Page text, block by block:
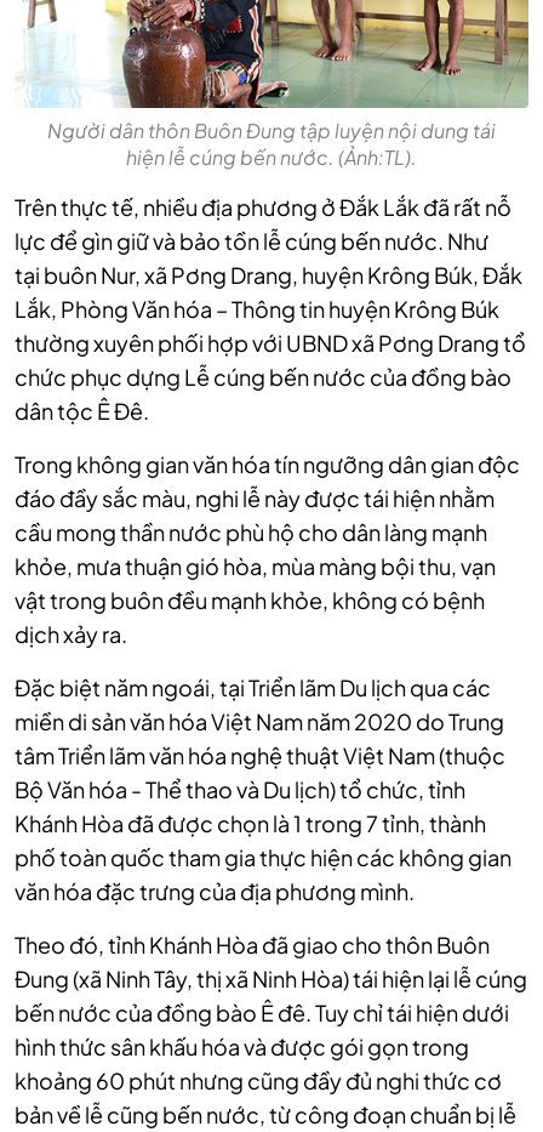
Người dân thôn Buôn Đung tập luyện nội dung tái
hiện lễ cúng bến nước. (Ảnh:TL).
Trên thực tế, nhiều địa phương ở Đắk Lắk đã rất nỗ
lực để gìn giữ và bảo tồn lễ cúng bến nước. Như
tại buôn Nur, xã Pơng Drang, huyện Krông Búk, Đắk
Lắk, Phòng Văn hóa – Thông tin huyện Krông Búk
thường xuyên phối hợp với UBND xã Pơng Drang tổ
chức phục dựng Lễ cúng bến nước của đồng bào
dân tộc Ê Đê.
Trong không gian văn hóa tín ngưỡng dân gian độc
đáo đầy sắc màu, nghi lễ này được tái hiện nhằm
cầu mong thần nước phù hộ cho dân làng mạnh
khỏe, mưa thuận gió hòa, mùa màng bội thu, vạn
vật trong buôn đều mạnh khỏe, không có bệnh
dịch xảy ra.
Đặc biệt năm ngoái, tại Triển lãm Du lịch qua các
miền di sản văn hóa Việt Nam năm 2020 do Trung
tâm Triển lãm văn hóa nghệ thuật Việt Nam (thuộc
Bộ Văn hóa - Thể thao và Du lịch) tổ chức, tỉnh
Khánh Hòa đã được chọn là 1 trong 7 tỉnh, thành
phố toàn quốc tham gia thực hiện các không gian
văn hóa đặc trưng của địa phương mình.
Theo đó, tỉnh Khánh Hòa đã giao cho thôn Buôn
Đung (xã Ninh Tây, thị xã Ninh Hòa) tái hiện lại lễ cúng
bến nước của đồng bào Ê đê. Tuy chỉ tái hiện dưới
hình thức sân khấu hóa và được gói gọn trong
khoảng 60 phút nhưng cũng đầy đủ nghi thức cơ
bản về lễ cũng bến nước, từ công đoạn chuẩn bị lễ